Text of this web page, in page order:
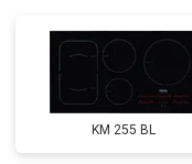
KM 255 BL